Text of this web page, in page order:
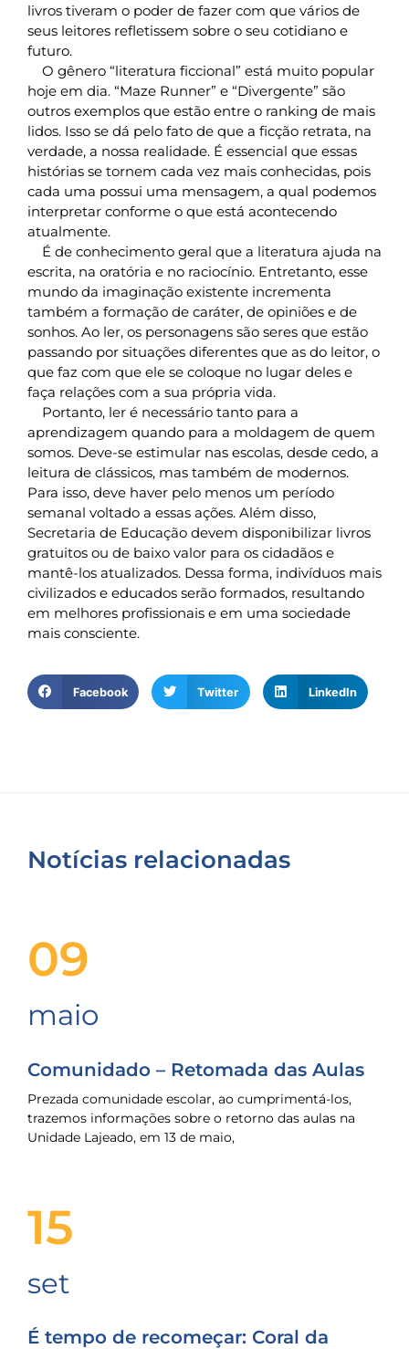
livros tiveram o poder de fazer com que vários de
seus leitores refletissem sobre o seu cotidiano e
futuro.
O gênero “literatura ficcional” está muito popular
hoje em dia. “Maze Runner” e “Divergente” são
outros exemplos que estão entre o ranking de mais
lidos. Isso se dá pelo fato de que a ficção retrata, na
verdade, a nossa realidade. É essencial que essas
histórias se tornem cada vez mais conhecidas, pois
cada uma possui uma mensagem, a qual podemos
interpretar conforme o que está acontecendo
atualmente.
É de conhecimento geral que a literatura ajuda na
escrita, na oratória e no raciocínio. Entretanto, esse
mundo da imaginação existente incrementa
também a formação de caráter, de opiniões e de
sonhos. Ao ler, os personagens são seres que estão
passando por situações diferentes que as do leitor, o
que faz com que ele se coloque no lugar deles e
faça relações com a sua própria vida.
Portanto, ler é necessário tanto para a
aprendizagem quando para a moldagem de quem
somos. Deve-se estimular nas escolas, desde cedo, a
leitura de clássicos, mas também de modernos.
Para isso, deve haver pelo menos um período
semanal voltado a essas ações. Além disso,
Secretaria de Educação devem disponibilizar livros
gratuitos ou de baixo valor para os cidadãos e
mantê-los atualizados. Dessa forma, indivíduos mais
civilizados e educados serão formados, resultando
em melhores profissionais e em uma sociedade
mais consciente.
Facebook Twitter LinkedIn
Notícias relacionadas
09
maio
Comunidado – Retomada das Aulas
Prezada comunidade escolar, ao cumprimentá-los,
trazemos informações sobre o retorno das aulas na
Unidade Lajeado, em 13 de maio,
15
set
É tempo de recomeçar: Coral da